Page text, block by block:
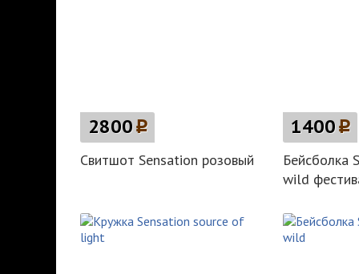
2800p
Свитшот Sensation розовый
1400p
Бейсболка
wild